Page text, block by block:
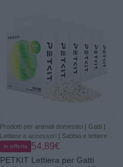
Prodotti per animali domestici | Gatti |
Lettiere e accessori | Sabbia e lettiere
in offerta 54,89€
PETKIT Lettiera per Gatti